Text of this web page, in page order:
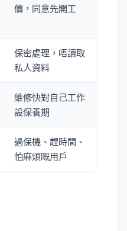
價，同意先開工
保密處理，唔讀取
私人資料
維修快對自己工作
設保養期
過保機、趕時間、
怕麻煩嘅用戶